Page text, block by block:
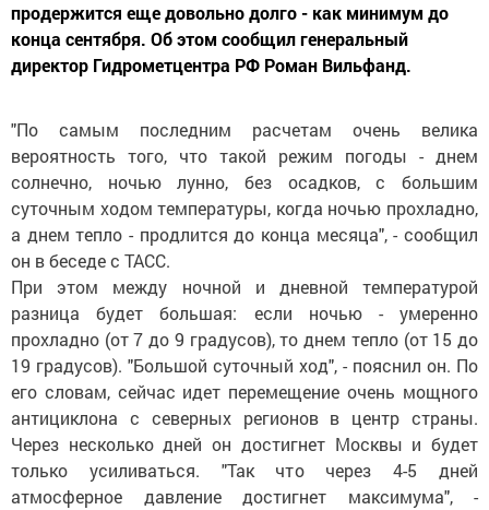
продержится еще довольно долго - как минимум до
конца сентября. Об этом сообщил генеральный
директор Гидрометцентра РФ Роман Вильфанд.
"По самым последним расчетам очень велика
вероятность того, что такой режим погоды - днем
солнечно, ночью лунно, без осадков, с большим
суточным ходом температуры, когда ночью прохладно,
а днем тепло - продлится до конца месяца", - сообщил
он в беседе с ТАСС.
При этом между ночной и дневной температурой
разница будет большая: если ночью - умеренно
прохладно (от 7 до 9 градусов), то днем тепло (от 15 до
19 градусов). "Большой суточный ход", - пояснил он. По
его словам, сейчас идет перемещение очень мощного
антициклона с северных регионов в центр страны.
Через несколько дней он достигнет Москвы и будет
только усиливаться. "Так что через 4-5 дней
атмосферное давление достигнет максимума", -